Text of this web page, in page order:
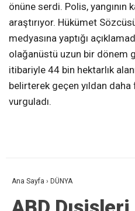
önüne serdi. Polis, yangının
araştırıyor. Hükümet
medyasına yaptığı
olağanüstü uzun bir dönem
itibariyle 44 bin hektarlık
belirterek geçen yıldan
vurguladı.
Ana Sayfa › DÜNYA